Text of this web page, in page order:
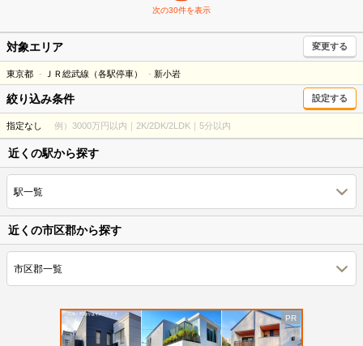
次の30件を表示
対象エリア 変更する
東京都 ＪＲ総武線（各駅停車） 新小岩
絞り込み条件 設定する
指定なし 例）3000万円以内｜2K/2DK/2LDK｜5分以内
近くの駅から探す
駅一覧
近くの市区郡から探す
市区郡一覧